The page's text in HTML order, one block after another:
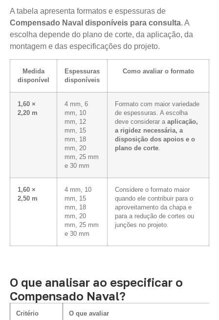
A tabela apresenta formatos e espessuras de
Compensado Naval disponíveis para consulta. A
escolha depende do plano de corte, da aplicação, da
montagem e das especificações do projeto.
Medida
disponível
Espessuras
disponíveis
Como avaliar o formato
1,60 ×
2,20 m
4 mm, 6
mm, 10
mm, 12
mm, 15
mm, 18
mm, 20
mm, 25 mm
e 30 mm
Formato com maior variedade
de espessuras. A escolha
deve considerar a aplicação,
a rigidez necessária, a
disposição dos apoios e o
plano de corte.
1,60 ×
2,50 m
4 mm, 10
mm, 15
mm, 18
mm, 20
mm, 25 mm
e 30 mm
Considere o formato maior
quando ele contribuir para o
aproveitamento da chapa e
para a redução de cortes ou
junções no projeto.
O que analisar ao especificar o
Compensado Naval?
Critério O que avaliar